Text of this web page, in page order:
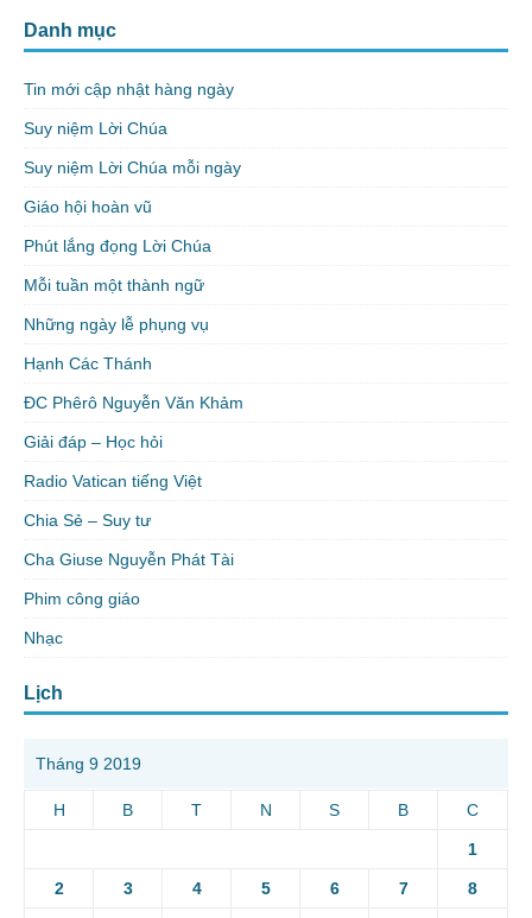
Danh mục
Tin mới cập nhật hàng ngày
Suy niệm Lời Chúa
Suy niệm Lời Chúa mỗi ngày
Giáo hội hoàn vũ
Phút lắng đọng Lời Chúa
Mỗi tuần một thành ngữ
Những ngày lễ phụng vụ
Hạnh Các Thánh
ĐC Phêrô Nguyễn Văn Khảm
Giải đáp – Học hỏi
Radio Vatican tiếng Việt
Chia Sẻ – Suy tư
Cha Giuse Nguyễn Phát Tài
Phim công giáo
Nhạc
Lịch
Tháng 9 2019
H B T N S B C
1
2 3 4 5 6 7 8